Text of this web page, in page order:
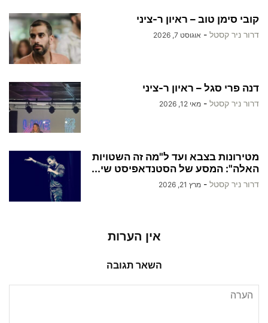
קובי סימן טוב – ראיון ר-ציני
דרור ניר קסטל - אוגוסט 7, 2026
דנה פרי סגל – ראיון ר-ציני
דרור ניר קסטל - מאי 12, 2026
מטירונות בצבא ועד ל"מה זה השטויות
האלה": המסע של הסטנדאפיסט שי...
דרור ניר קסטל - מרץ 21, 2026
אין הערות
השאר תגובה